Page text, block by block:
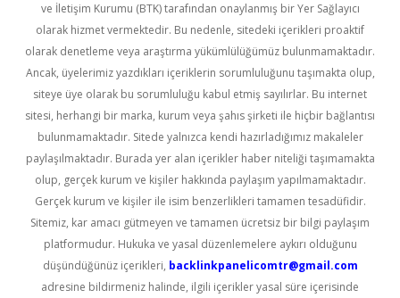
ve İletişim Kurumu (BTK) tarafından onaylanmış bir Yer Sağlayıcı
olarak hizmet vermektedir. Bu nedenle, sitedeki içerikleri proaktif
olarak denetleme veya araştırma yükümlülüğümüz bulunmamaktadır.
Ancak, üyelerimiz yazdıkları içeriklerin sorumluluğunu taşımakta olup,
siteye üye olarak bu sorumluluğu kabul etmiş sayılırlar. Bu internet
sitesi, herhangi bir marka, kurum veya şahıs şirketi ile hiçbir bağlantısı
bulunmamaktadır. Sitede yalnızca kendi hazırladığımız makaleler
paylaşılmaktadır. Burada yer alan içerikler haber niteliği taşımamakta
olup, gerçek kurum ve kişiler hakkında paylaşım yapılmamaktadır.
Gerçek kurum ve kişiler ile isim benzerlikleri tamamen tesadüfidir.
Sitemiz, kar amacı gütmeyen ve tamamen ücretsiz bir bilgi paylaşım
platformudur. Hukuka ve yasal düzenlemelere aykırı olduğunu
düşündüğünüz içerikleri, backlinkpanelicomtr@gmail.com
adresine bildirmeniz halinde, ilgili içerikler yasal süre içerisinde